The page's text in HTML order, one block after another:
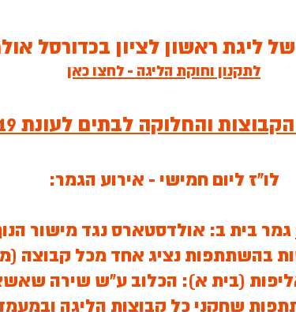
לתקנון וחוקת הליגה - לחצו כאן
והחלוקה לבתים לעונת 2019
לו"ז ליום חמישי - אירוע הגמר:
גמר בית ב: אולדסטארס נגד מישור
בהשתתפות נציג אחד מכל קבוצה
(בית א): הכלוב ע"ש שירה
שחקני כל קבוצות הליגה